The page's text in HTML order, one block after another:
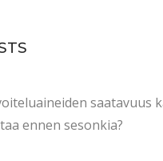
saatavuus
ennen sesonkia?